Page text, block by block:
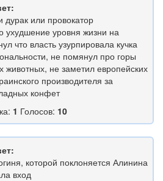
дурак или провокатор
ухудшение уровня жизни на
что власть узурпировала кучка
не помянул про горы
животных, не заметил европейских
производителя за
конфет
1 Голосов: 10
которой поклоняется Алинина
вход